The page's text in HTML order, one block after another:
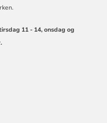
11 - 14, onsdag og